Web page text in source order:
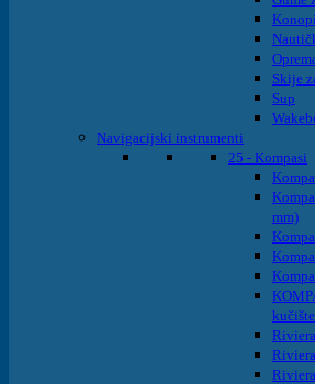
Skije
Sup
Navigacijski instrumenti
25 - Kompasi
mm)